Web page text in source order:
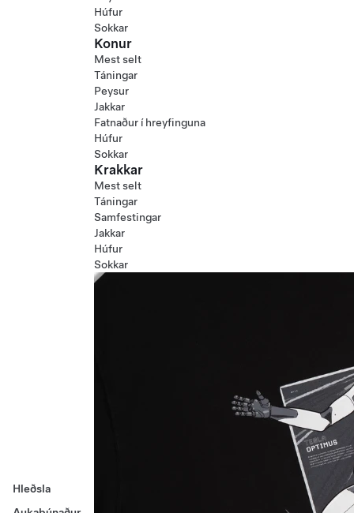
Hleðsla
Húfur
Sokkar
Konur
Mest selt
Táningar
Peysur
Jakkar
Fatnaður í hreyfinguna
Húfur
Sokkar
Krakkar
Mest selt
Táningar
Samfestingar
Jakkar
Húfur
Sokkar